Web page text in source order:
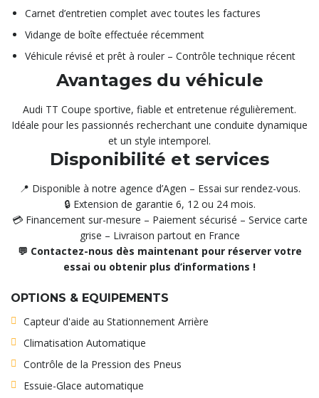
Carnet d’entretien complet avec toutes les factures
Vidange de boîte effectuée récemment
Véhicule révisé et prêt à rouler – Contrôle technique récent
Avantages du véhicule
Audi TT Coupe sportive, fiable et entretenue régulièrement.
Idéale pour les passionnés recherchant une conduite dynamique
et un style intemporel.
Disponibilité et services
📍 Disponible à notre agence d’Agen – Essai sur rendez-vous.
🔒 Extension de garantie 6, 12 ou 24 mois.
💳 Financement sur-mesure – Paiement sécurisé – Service carte
grise – Livraison partout en France
💬 Contactez-nous dès maintenant pour réserver votre
essai ou obtenir plus d’informations !
OPTIONS & EQUIPEMENTS
Capteur d'aide au Stationnement Arrière
Climatisation Automatique
Contrôle de la Pression des Pneus
Essuie-Glace automatique